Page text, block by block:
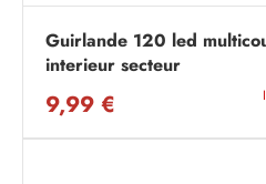
Guirlande 120 led
interieur secteur
9,99 €